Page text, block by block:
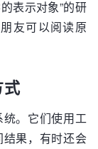
表示对象”的研
友可以阅读原
。它们使用工
果，有时还会